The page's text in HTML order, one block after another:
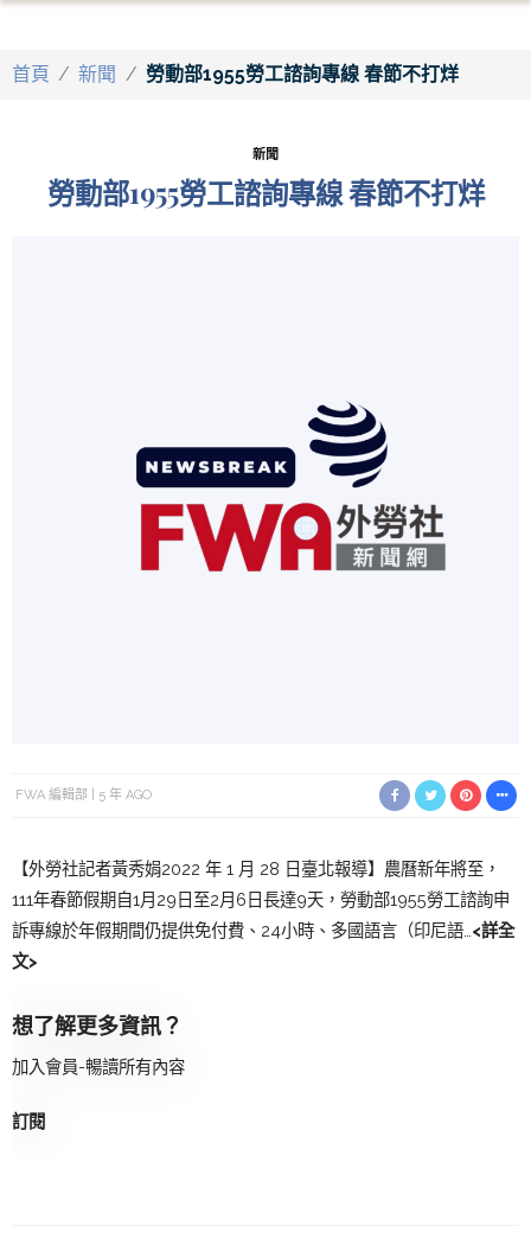
首頁 / 新聞 / 勞動部1955勞工諮詢專線 春節不打烊
新聞
勞動部1955勞工諮詢專線 春節不打烊
FWA 編輯部 5 年 AGO
【外勞社記者黃秀娟2022 年 1 月 28 日臺北報導】農曆新年將至，
111年春節假期自1月29日至2月6日長達9天，勞動部1955勞工諮詢申
訴專線於年假期間仍提供免付費、24小時、多國語言（印尼語… <詳全
文>
想了解更多資訊？
加入會員-暢讀所有內容
訂閱